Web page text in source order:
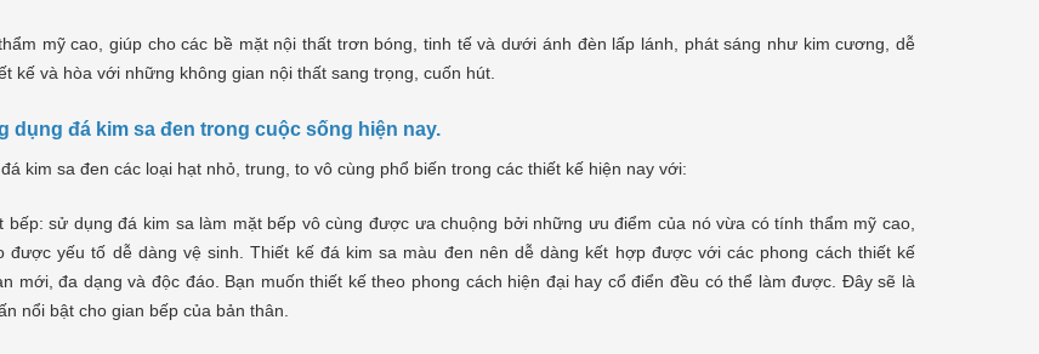
mỹ cao, giúp cho các bề mặt nội thất trơn bóng, tinh tế và dưới ánh đèn lấp lánh, phát sáng như kim cương, dễ
kế và hòa với những không gian nội thất sang trọng, cuốn hút.
dụng đá kim sa đen trong cuộc sống hiện nay.
kim sa đen các loại hạt nhỏ, trung, to vô cùng phổ biến trong các thiết kế hiện nay với:
bếp: sử dụng đá kim sa làm mặt bếp vô cùng được ưa chuộng bởi những ưu điểm của nó vừa có tính thẩm mỹ cao,
được yếu tố dễ dàng vệ sinh. Thiết kế đá kim sa màu đen nên dễ dàng kết hợp được với các phong cách thiết kế
mới, đa dạng và độc đáo. Bạn muốn thiết kế theo phong cách hiện đại hay cổ điển đều có thể làm được. Đây sẽ là
nổi bật cho gian bếp của bản thân.